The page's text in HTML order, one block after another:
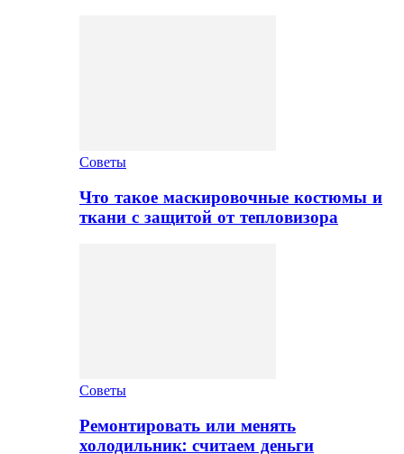
Советы
Что такое маскировочные костюмы и
ткани с защитой от тепловизора
Советы
Ремонтировать или менять
холодильник: считаем деньги